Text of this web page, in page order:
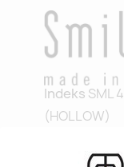
Indeks SML
(HOLLOW)